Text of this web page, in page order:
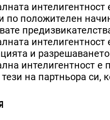
интелигентност
по положителен
интелигентност
и
интелигентност е
тези на партньора